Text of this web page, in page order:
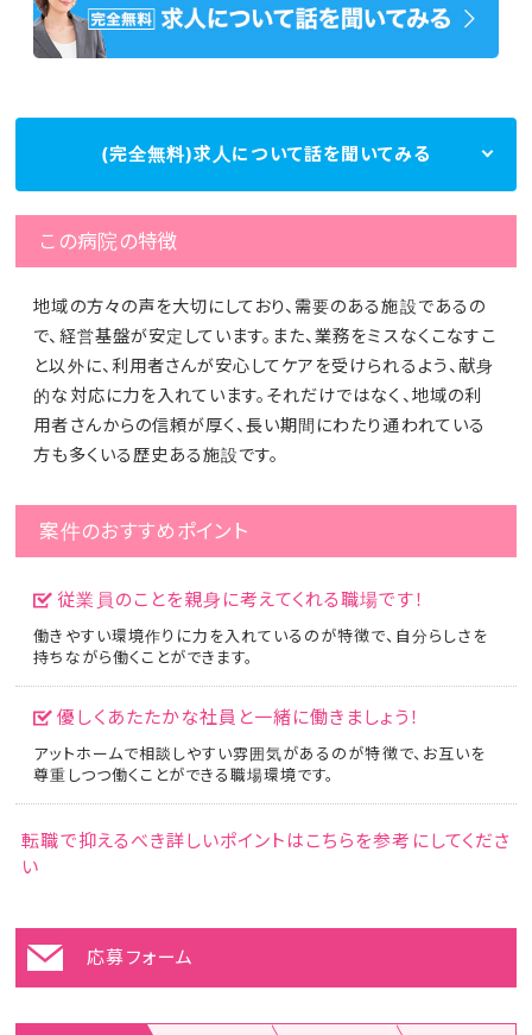
(完全無料)求人について話を聞いてみる
この病院の特徴
地域の方々の声を大切にしており、需要のある施設であるの
で、経営基盤が安定しています。また、業務をミスなくこなすこ
と以外に、利用者さんが安心してケアを受けられるよう、献身
的な対応に力を入れています。それだけではなく、地域の利
用者さんからの信頼が厚く、長い期間にわたり通われている
方も多くいる歴史ある施設です。
案件のおすすめポイント
従業員のことを親身に考えてくれる職場です！
働きやすい環境作りに力を入れているのが特徴で、自分らしさを
持ちながら働くことができます。
優しくあたたかな社員と一緒に働きましょう！
アットホームで相談しやすい雰囲気があるのが特徴で、お互いを
尊重しつつ働くことができる職場環境です。
転職で抑えるべき詳しいポイントはこちらを参考にしてくださ
い
応募フォーム